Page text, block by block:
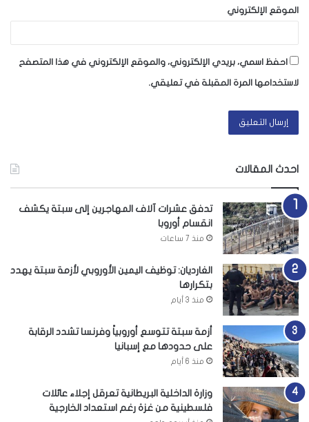
الموقع الإلكتروني
احفظ اسمي، بريدي الإلكتروني، والموقع الإلكتروني في هذا المتصفح
لاستخدامها المرة المقبلة في تعليقي.
احدث المقالات
تدفق عشرات آلاف المهاجرين إلى سبتة يكشف
انقسام أوروبا
منذ 7 ساعات
الغارديان: توظيف اليمين الأوروبي لأزمة سبتة يهدد
بتكرارها
منذ 3 أيام
أزمة سبتة تتوسع أوروبياً وفرنسا تشدد الرقابة
على حدودها مع إسبانيا
منذ 6 أيام
وزارة الداخلية البريطانية تعرقل إجلاء عائلات
فلسطينية من غزة رغم استعداد الخارجية